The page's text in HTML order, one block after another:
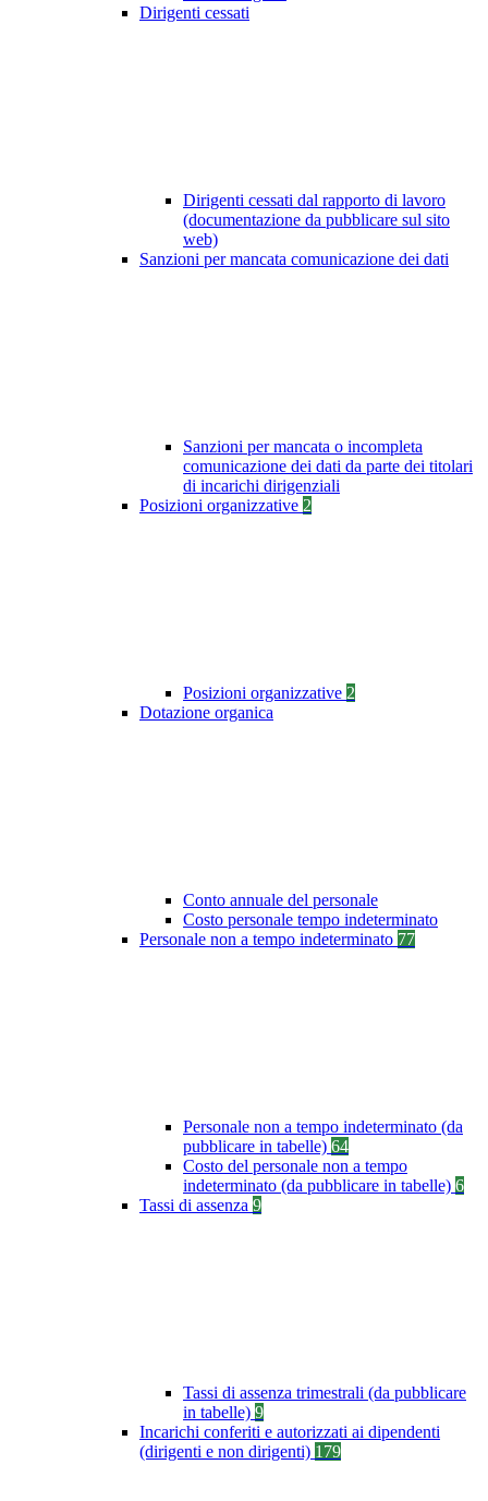
Dirigenti cessati
Dirigenti cessati dal rapporto di lavoro
(documentazione da pubblicare sul sito
web)
Sanzioni per mancata comunicazione dei dati
Sanzioni per mancata o incompleta
comunicazione dei dati da parte dei titolari
di incarichi dirigenziali
Posizioni organizzative 2
Posizioni organizzative 2
Dotazione organica
Conto annuale del personale
Costo personale tempo indeterminato
Personale non a tempo indeterminato 77
Personale non a tempo indeterminato (da
pubblicare in tabelle) 64
Costo del personale non a tempo
indeterminato (da pubblicare in tabelle) 6
Tassi di assenza 9
Tassi di assenza trimestrali (da pubblicare
in tabelle) 9
Incarichi conferiti e autorizzati ai dipendenti
(dirigenti e non dirigenti) 179